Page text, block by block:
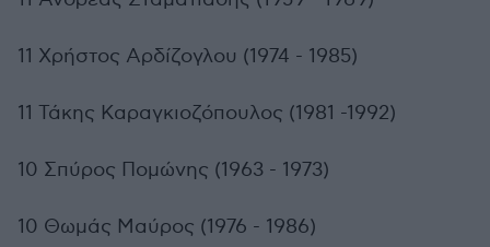
11 Χρήστος Αρδίζογλου (1974 - 1985)
11 Τάκης Καραγκιοζόπουλος (1981 -1992)
10 Σπύρος Πομώνης (1963 - 1973)
10 Θωμάς Μαύρος (1976 - 1986)